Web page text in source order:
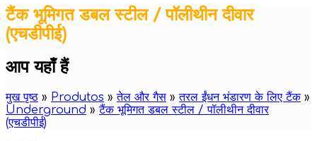
टैंक भूमिगत डबल स्टील / पॉलीथीन दीवार
(एचडीपीई)
आप यहाँ हैं
मुख पृष्ठ » Produtos »तेल और गैस »तरल ईंधन भंडारण के लिए टैंक»
Underground »टैंक भूमिगत डबल स्टील / पॉलीथीन दीवार
(एचडीपीई)